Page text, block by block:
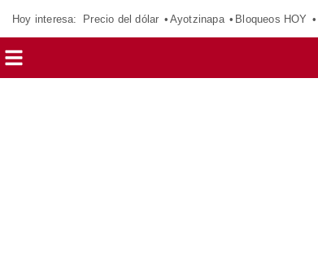
Hoy interesa: Precio del dólar Ayotzinapa Bloqueos HOY